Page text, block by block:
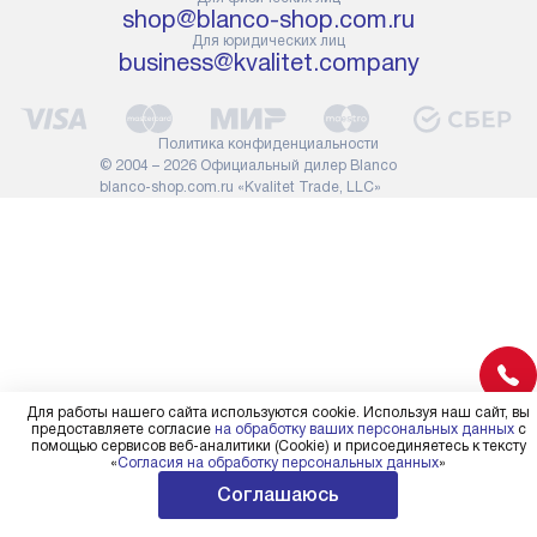
проходу через дверной проем,
сотрудники транспортной
службы не имеют права
или другие выступающие
элементы, так как это может
повлиять на гарантийное
обслуживание в будущем.
расходных
требуется
shop@blanco-shop.com.ru
Для юридических лиц
business@kvalitet.company
© 2004 – 2026 Официальный дилер Blanco
blanco-shop.com.ru «Kvalitet Trade, LLC»
Политика конфиденциальности
Для работы нашего сайта используются cookie. Используя наш сайт, вы
предоставляете согласие на обработку ваших персональных данныхс
помощью сервисов веб-аналитики (Cookie) и присоединяетесь к тексту
«Согласия на обработку персональных данных»
Соглашаюсь